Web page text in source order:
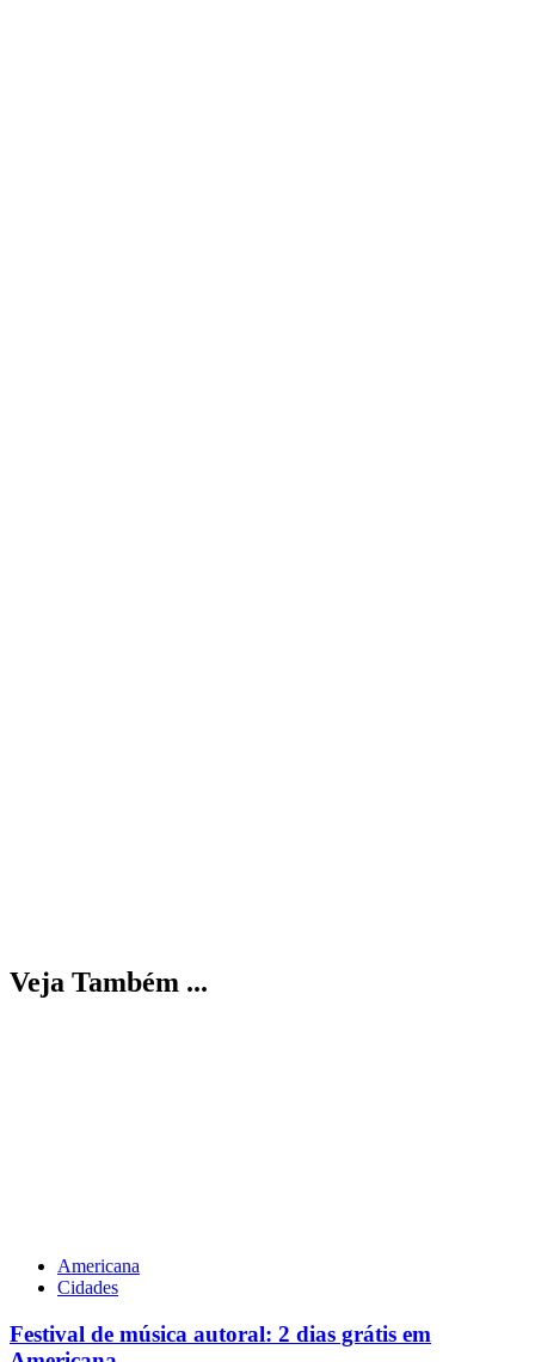
Veja Também ...
Americana
Cidades
Festival de música autoral: 2 dias grátis em